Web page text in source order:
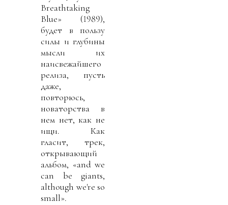
Breathtaking
Blue» (1989),
будет в пользу
силы и глубины
мысли их
наисвежайшего
релиза, пусть
даже,
повторюсь,
новаторства в
нем нет, как не
ищи. Как
гласит, трек,
открывающий
альбом, «and we
can be giants,
although we're so
small».